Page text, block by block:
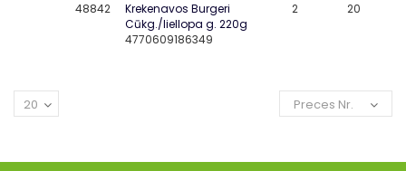
48842
Krekenavos Burgeri
Cūkg./liellopa g. 220g
4770609186349
2 20
Preces Nr.
20